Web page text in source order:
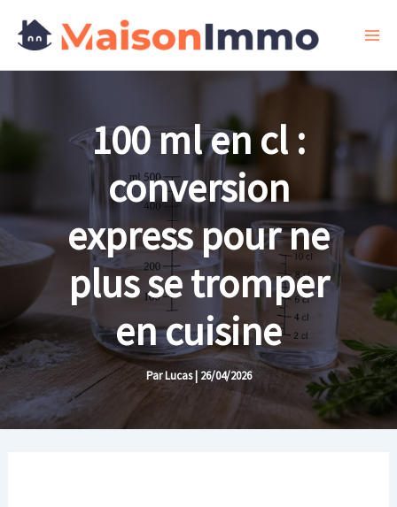
100 ml en cl :
conversion
express pour ne
plus se tromper
en cuisine
ParLucas| 26/04/2026